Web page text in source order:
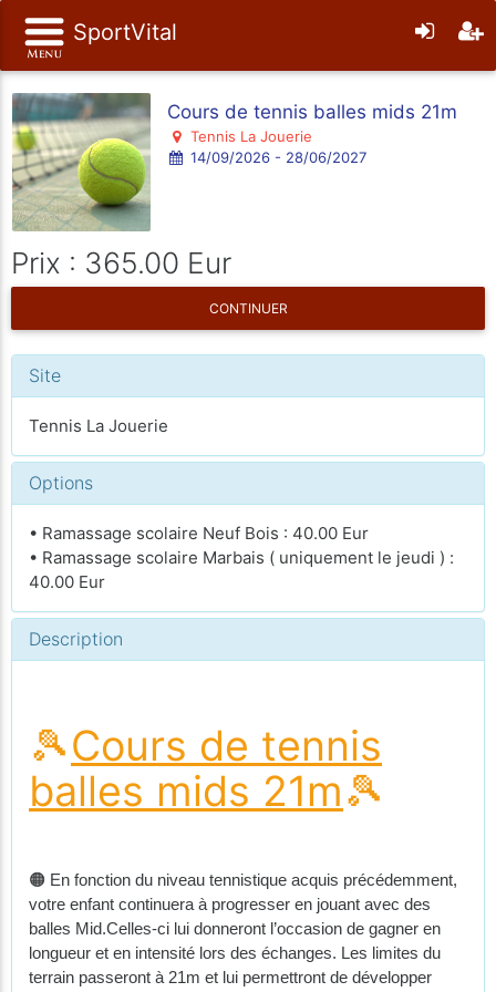
SportVital
Cours de tennis balles mids 21m
Tennis La Jouerie
14/09/2026 - 28/06/2027
Prix : 365.00 Eur
CONTINUER
Site
Tennis La Jouerie
Options
• Ramassage scolaire Neuf Bois : 40.00 Eur
• Ramassage scolaire Marbais ( uniquement le jeudi ) :
40.00 Eur
Description
🎾Cours de tennis
balles mids 21m🎾
🟠 En fonction du niveau tennistique acquis précédemment,
votre enfant continuera à progresser en jouant avec des
balles Mid.Celles-ci lui donneront l’occasion de gagner en
longueur et en intensité lors des échanges. Les limites du
terrain passeront à 21m et lui permettront de développer